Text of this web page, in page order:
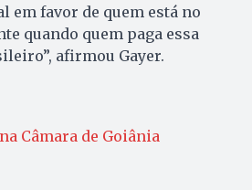
em favor de quem está no
quando quem paga essa
afirmou Gayer.
Câmara de Goiânia